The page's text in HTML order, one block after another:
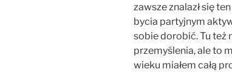
zawsze znalazł się
bycia partyjnym
sobie dorobić. Tu też
przemyślenia, ale to
wieku miałem całą